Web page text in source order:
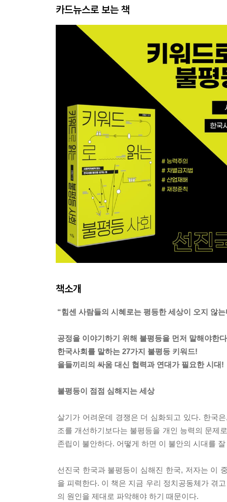
카드뉴스로 보는 책
책소개
“힘센 사람들의 시혜로는 평등한 세상이 오지 않는
공정을 이야기하기 위해 불평등을 먼저 말해야한
한국사회를 말하는 27가지 불평등 키워드!
을들끼리의 싸움 대신 협력과 연대가 필요한 시대!
불평등이 점점 심해지는 세상
살기가 어려운데 경쟁은 더 심화되고 있다. 한국
조를 개선하기보다는 불평등을 개인 능력의 문제
존립이 불안하다. 어떻게 하면 이 불안의 시대를
선진국 한국과 불평등이 심해진 한국, 저자는 이
을 피력한다. 이 책은 지금 우리 정치공동체가 겪
의 원인을 제대로 파악해야 하기 때문이다.